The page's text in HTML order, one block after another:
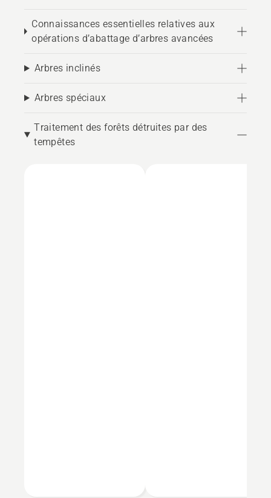
Connaissances essentielles relatives aux
opérations d’abattage d’arbres avancées
Arbres inclinés
Arbres spéciaux
Traitement des forêts détruites par des
tempêtes